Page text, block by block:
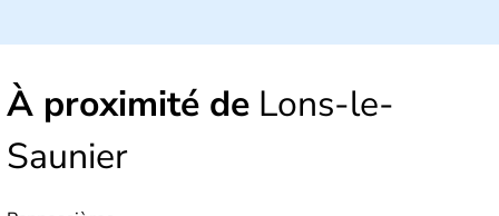
hivers froids et neigeux.
Histoire et administration
Le territoire des actuelles
correspond au royaume des
À proximité de Lons-le-
Saunier